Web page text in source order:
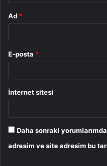
Ad *
E-posta *
İnternet sitesi
Daha sonraki
adresim ve site adresim bu